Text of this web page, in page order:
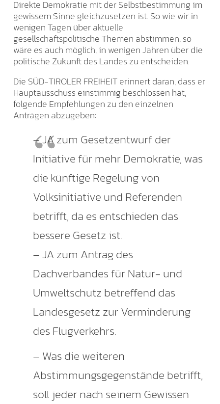
Direkte Demokratie mit der Selbstbestimmung im
gewissem Sinne gleichzusetzen ist. So wie wir in
wenigen Tagen über aktuelle
gesellschaftspolitische Themen abstimmen, so
wäre es auch möglich, in wenigen Jahren über die
politische Zukunft des Landes zu entscheiden.
Die SÜD-TIROLER FREIHEIT erinnert daran, dass er
Hauptausschuss einstimmig beschlossen hat,
folgende Empfehlungen zu den einzelnen
Anträgen abzugeben:
– JA zum Gesetzentwurf der
Initiative für mehr Demokratie, was
die künftige Regelung von
Volksinitiative und Referenden
betrifft, da es entschieden das
bessere Gesetz ist.
– JA zum Antrag des
Dachverbandes für Natur- und
Umweltschutz betreffend das
Landesgesetz zur Verminderung
des Flugverkehrs.
– Was die weiteren
Abstimmungsgegenstände betrifft,
soll jeder nach seinem Gewissen